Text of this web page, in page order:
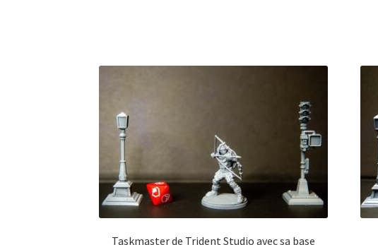
Taskmaster de Trident Studio avec sa base